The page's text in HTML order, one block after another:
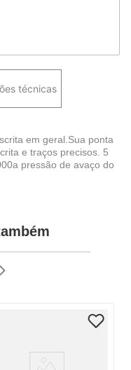
técnicas
em geral.Sua ponta
e traços precisos. 5
pressão de avaço do